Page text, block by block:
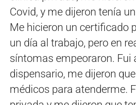
Covid, y me dijeron tenía
Me hicieron un certificado
un día al trabajo, pero en
síntomas empeoraron. Fui
dispensario, me dijeron
médicos para atenderme.